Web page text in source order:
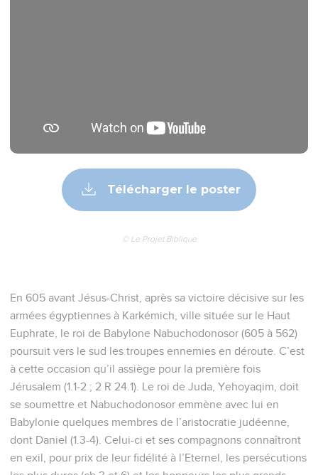
Télécharger le poster
© Le Projet Biblique
En 605 avant Jésus-Christ, après sa victoire décisive sur les
armées égyptiennes à Karkémich, ville située sur le Haut
Euphrate, le roi de Babylone Nabuchodonosor (605 à 562)
poursuit vers le sud les troupes ennemies en déroute. C’est
à cette occasion qu’il assiège pour la première fois
Jérusalem (1.1-2 ; 2 R 24.1). Le roi de Juda, Yehoyaqim, doit
se soumettre et Nabuchodonosor emmène avec lui en
Babylonie quelques membres de l’aristocratie judéenne,
dont Daniel (1.3-4). Celui-ci et ses compagnons connaîtront
en exil, pour prix de leur fidélité à l’Eternel, les persécutions